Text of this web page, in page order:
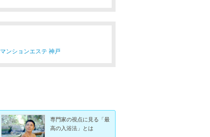
マンションエステ 神戸
専門家の視点に見る「最
高の入浴法」とは